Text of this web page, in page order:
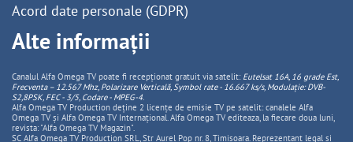
Acord date personale (GDPR)
Alte informații
Canalul Alfa Omega TV poate fi recepționat gratuit via satelit: Eutelsat 16A, 16 grade Est,
Frecventa – 12.567 Mhz, PolarizareVerticală, Symbol rate - 16.667 ks/s, Modulație: DVB-
S2,8PSK, FEC - 3/5, Codare - MPEG-4.
Alfa Omega TV Production deține 2 licențe de emisie TV pe satelit: canalele Alfa
Omega TV și Alfa Omega TV Internațional. Alfa Omega TV editeaza, la fiecare doua luni,
revista: "Alfa Omega TV Magazin".
SC Alfa Omega TV Production SRL, Str Aurel Pop nr. 8, Timisoara. Reprezentant legal și